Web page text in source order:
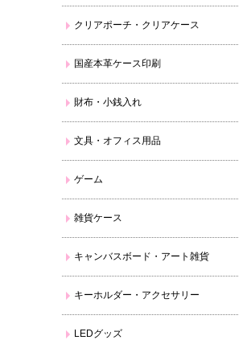
クリアポーチ・クリアケース
国産本革ケース印刷
財布・小銭入れ
文具・オフィス用品
ゲーム
雑貨ケース
キャンバスボード・アート雑貨
キーホルダー・アクセサリー
LEDグッズ